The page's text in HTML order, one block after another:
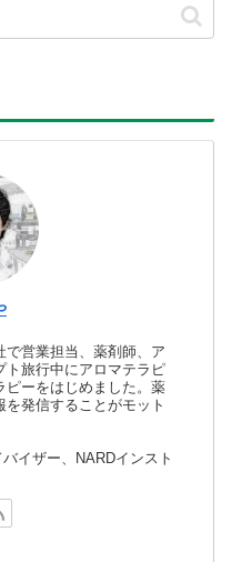
で営業担当、薬剤師、ア
ト旅行中にアロマテラピ
ピーをはじめました。薬
発信することがモット
イザー、NARDインスト